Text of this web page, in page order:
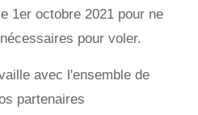
1er octobre 2021 pour ne
pour voler.
avec l'ensemble de
partenaires